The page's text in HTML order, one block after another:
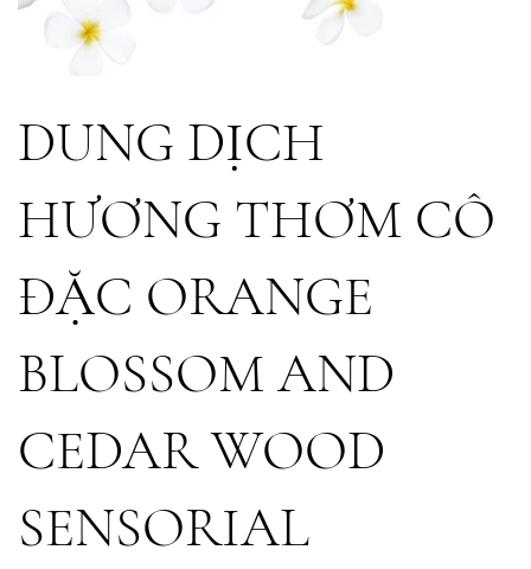
DUNG DỊCH
HƯƠNG THƠM CÔ
ĐẶC ORANGE
BLOSSOM AND
CEDAR WOOD
SENSORIAL